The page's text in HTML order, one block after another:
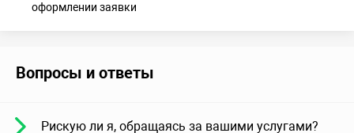
оформлении заявки
Вопросы и ответы
Рискую ли я, обращаясь за вашими услугами?